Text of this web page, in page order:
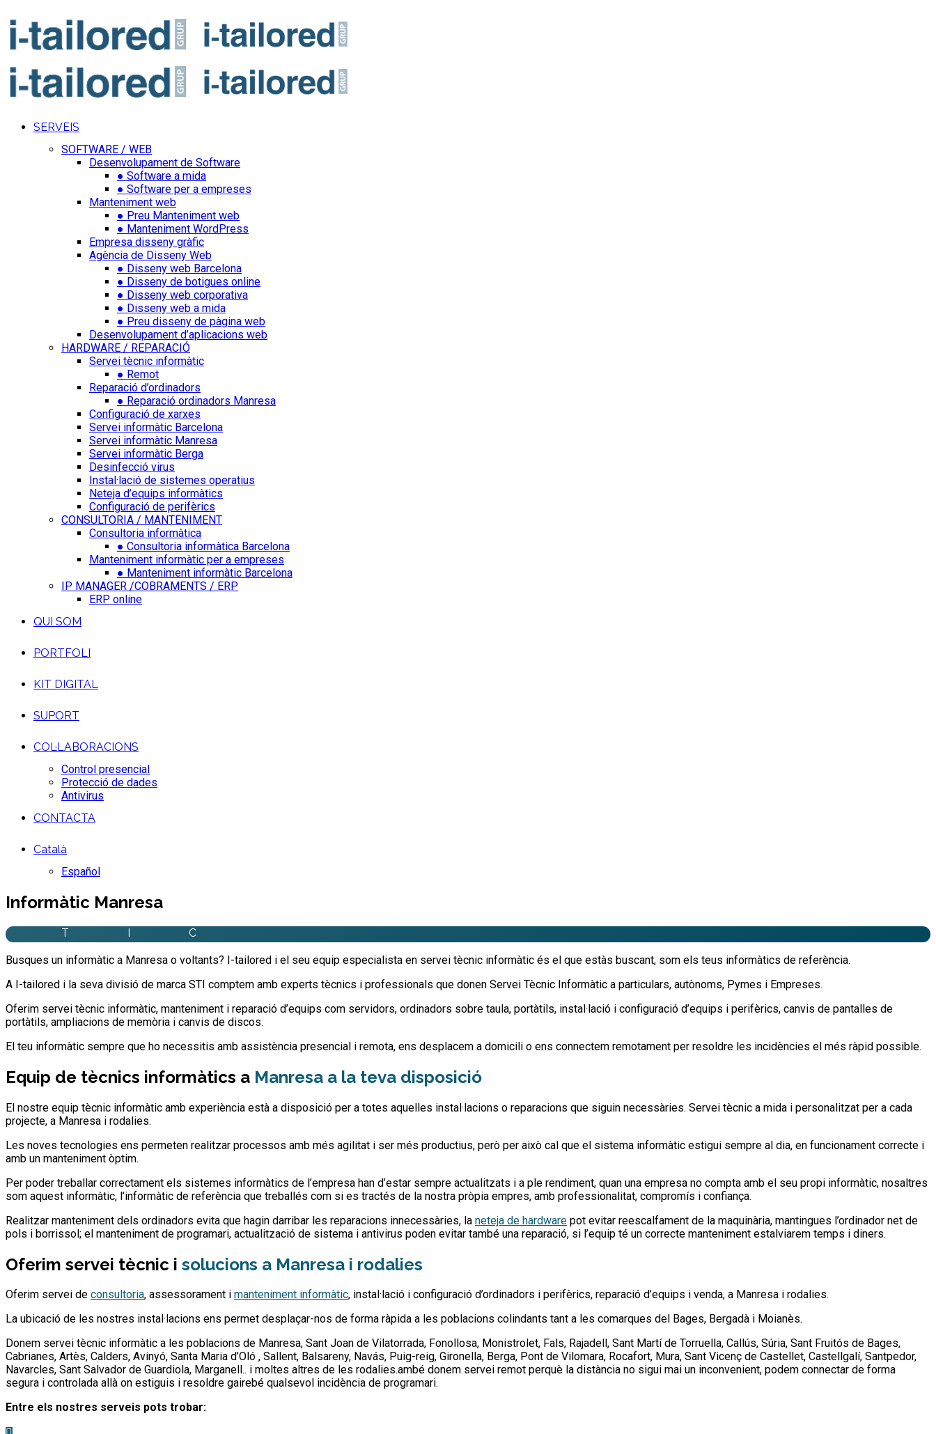
SERVEIS
SOFTWARE / WEB
Desenvolupament de Software
● Software a mida
● Software per a empreses
Manteniment web
● Preu Manteniment web
● Manteniment WordPress
Empresa disseny gràfic
Agència de Disseny Web
● Disseny web Barcelona
● Disseny de botigues online
● Disseny web corporativa
● Disseny web a mida
● Preu disseny de pàgina web
Desenvolupament d’aplicacions web
HARDWARE / REPARACIÓ
Servei tècnic informàtic
● Remot
Reparació d’ordinadors
● Reparació ordinadors Manresa
Configuració de xarxes
Servei informàtic Barcelona
Servei informàtic Manresa
Servei informàtic Berga
Desinfecció virus
Instal·lació de sistemes operatius
Neteja d’equips informàtics
Configuració de perifèrics
CONSULTORIA / MANTENIMENT
Consultoria informàtica
● Consultoria informàtica Barcelona
Manteniment informàtic per a empreses
● Manteniment informàtic Barcelona
IP MANAGER /COBRAMENTS / ERP
ERP online
QUI SOM
PORTFOLI
KIT DIGITAL
SUPORT
COL·LABORACIONS
Control presencial
Protecció de dades
Antivirus
CONTACTA
Català
Español
Informàtic Manresa
T I C
Busques un informàtic a Manresa o voltants? I-tailored i el seu equip especialista en servei tècnic informàtic és el que estàs buscant, som els teus informàtics de referència.
A I-tailored i la seva divisió de marca STI comptem amb experts tècnics i professionals que donen Servei Tècnic Informàtic a particulars, autònoms, Pymes i Empreses.
Oferim servei tècnic informàtic, manteniment i reparació d’equips com servidors, ordinadors sobre taula, portàtils, instal·lació i configuració d’equips i perifèrics, canvis de pantalles de
portàtils, ampliacions de memòria i canvis de discos.
El teu informàtic sempre que ho necessitis amb assistència presencial i remota, ens desplacem a domicili o ens connectem remotament per resoldre les incidències el més ràpid possible.
Equip de tècnics informàtics a Manresa a la teva disposició
El nostre equip tècnic informàtic amb experiència està a disposició per a totes aquelles instal·lacions o reparacions que siguin necessàries. Servei tècnic a mida i personalitzat per a cada
projecte, a Manresa i rodalies.
Les noves tecnologies ens permeten realitzar processos amb més agilitat i ser més productius, però per això cal que el sistema informàtic estigui sempre al dia, en funcionament correcte i
amb un manteniment òptim.
Per poder treballar correctament els sistemes informàtics de l’empresa han d’estar sempre actualitzats i a ple rendiment, quan una empresa no compta amb el seu propi informàtic, nosaltres
som aquest informàtic, l’informàtic de referència que treballés com si es tractés de la nostra pròpia empres, amb professionalitat, compromís i confiança.
Realitzar manteniment dels ordinadors evita que hagin darribar les reparacions innecessàries, la neteja de hardware pot evitar reescalfament de la maquinària, mantingues l’ordinador net de
pols i borrissol; el manteniment de programari, actualització de sistema i antivirus poden evitar també una reparació, si l’equip té un correcte manteniment estalviarem temps i diners.
Oferim servei tècnic i solucions a Manresa i rodalies
Oferim servei de consultoria, assessorament i manteniment informàtic, instal·lació i configuració d’ordinadors i perifèrics, reparació d’equips i venda, a Manresa i rodalies.
La ubicació de les nostres instal·lacions ens permet desplaçar-nos de forma ràpida a les poblacions colindants tant a les comarques del Bages, Bergadà i Moianès.
Donem servei tècnic informàtic a les poblacions de Manresa, Sant Joan de Vilatorrada, Fonollosa, Monistrolet, Fals, Rajadell, Sant Martí de Torruella, Callús, Súria, Sant Fruitós de Bages,
Cabrianes, Artès, Calders, Avinyó, Santa Maria d’Oló , Sallent, Balsareny, Navás, Puig-reig, Gironella, Berga, Pont de Vilomara, Rocafort, Mura, Sant Vicenç de Castellet, Castellgalí, Santpedor,
Navarcles, Sant Salvador de Guardiola, Marganell.. i moltes altres de les rodalies.ambé donem servei remot perquè la distància no sigui mai un inconvenient, podem connectar de forma
segura i controlada allà on estiguis i resoldre gairebé qualsevol incidència de programari.
Entre els nostres serveis pots trobar: